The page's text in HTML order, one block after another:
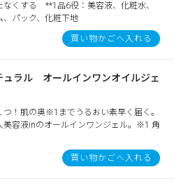
なくする **1品6役：美容液、化粧水、
、パック、化粧下地
買い物かごへ入れる
ラル オールインワンオイルジェ
つ！肌の奥※1までうるおい素早く届く。
美容液inのオールインワンジェル。※1 角
買い物かごへ入れる